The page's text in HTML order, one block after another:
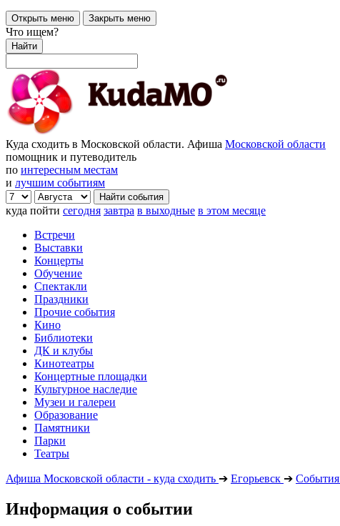
Открыть меню Закрыть меню
Что ищем?
Найти
Куда сходить в Московской области. Афиша Московской области
помощник и путеводитель
по интересным местам
и лучшим событиям
куда пойти сегодня завтра в выходные в этом месяце
Встречи
Выставки
Концерты
Обучение
Спектакли
Праздники
Прочие события
Кино
Библиотеки
ДК и клубы
Кинотеатры
Концертные площадки
Культурное наследие
Музеи и галереи
Образование
Памятники
Парки
Театры
Афиша Московской области - куда сходить ➔ Егорьевск ➔ События
Информация о событии